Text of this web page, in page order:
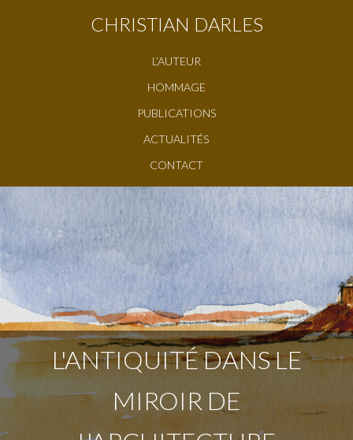
CHRISTIAN DARLES
L’AUTEUR
HOMMAGE
PUBLICATIONS
ACTUALITÉS
CONTACT
L'ANTIQUITÉ DANS LE
MIROIR DE